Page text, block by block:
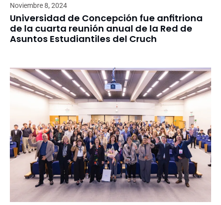
Noviembre 8, 2024
Universidad de Concepción fue anfitriona
de la cuarta reunión anual de la Red de
Asuntos Estudiantiles del Cruch